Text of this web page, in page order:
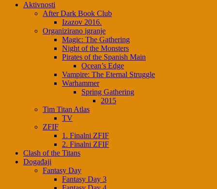
Aktivnosti
After Dark Book Club
Izazov 2016.
Organizirano igranje
Magic: The Gathering
Night of the Monsters
Pirates of the Spanish Main
Ocean’s Edge
Vampire: The Eternal Struggle
Warhammer
Spring Gathering
2015
Tim Titan Atlas
TV
ZFIF
1. Finalni ZFIF
2. Finalni ZFIF
Clash of the Titans
Događaji
Fantasy Day
Fantasy Day 3